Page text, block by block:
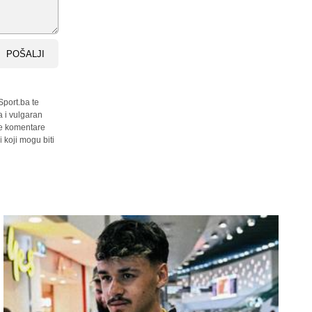
POŠALJI
te
i vulgaran
komentare
koji mogu biti